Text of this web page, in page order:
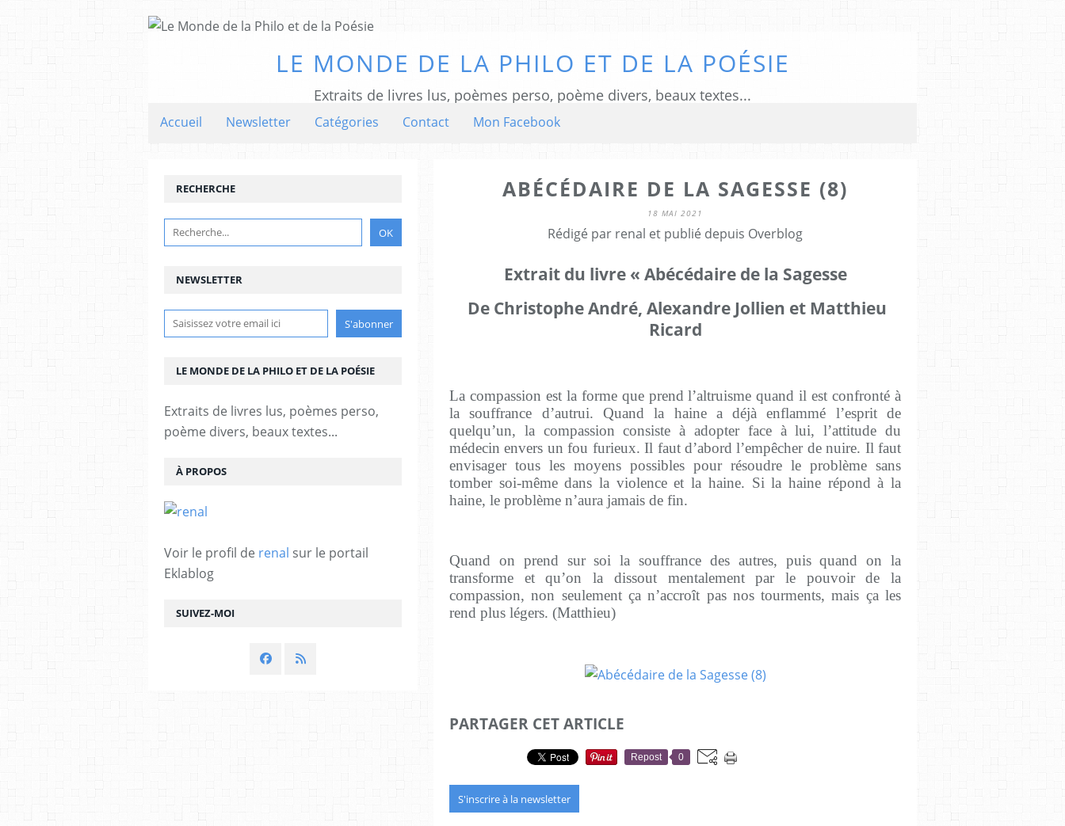
LE MONDE DE LA PHILO ET DE LA POÉSIE
Extraits de livres lus, poèmes perso, poème divers, beaux textes...
Accueil Newsletter Catégories Contact Mon Facebook
ABÉCÉDAIRE DE LA SAGESSE (8)
18 MAI 2021
Rédigé par renal et publié depuis Overblog
Extrait du livre « Abécédaire de la Sagesse
De Christophe André, Alexandre Jollien et Matthieu
Ricard
La compassion est la forme que prend l’altruisme quand il est confronté à
la souffrance d’autrui. Quand la haine a déjà enflammé l’esprit de
quelqu’un, la compassion consiste à adopter face à lui, l’attitude du
médecin envers un fou furieux. Il faut d’abord l’empêcher de nuire. Il faut
envisager tous les moyens possibles pour résoudre le problème sans
tomber soi-même dans la violence et la haine. Si la haine répond à la
haine, le problème n’aura jamais de fin.
Quand on prend sur soi la souffrance des autres, puis quand on la
transforme et qu’on la dissout mentalement par le pouvoir de la
compassion, non seulement ça n’accroît pas nos tourments, mais ça les
rend plus légers. (Matthieu)
PARTAGER CET ARTICLE
Repost 0
S'inscrire à la newsletter
NEWSLETTER
SUIVEZ-MOI
RECHERCHE
LE MONDE DE LA PHILO ET DE LA POÉSIE
Extraits de livres lus, poèmes perso,
poème divers, beaux textes...
À PROPOS
Voir le profil de renal sur le portail
Eklablog